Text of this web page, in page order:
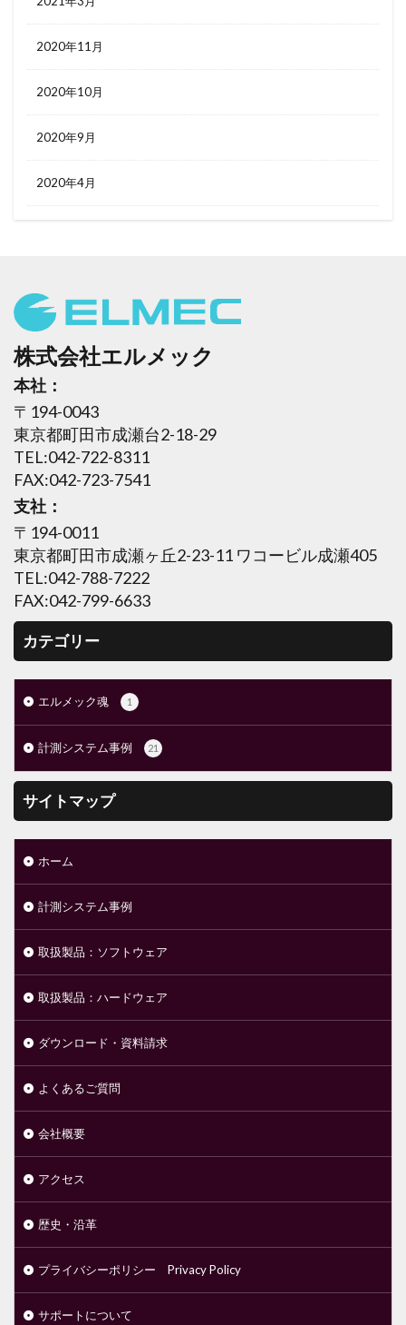
2020年11月
2020年10月
2020年9月
2020年4月
株式会社エルメック
本社：
〒194-0043
東京都町田市成瀬台2-18-29
TEL:042-722-8311
FAX:042-723-7541
支社：
〒194-0011
東京都町田市成瀬ヶ丘2-23-11 ワコービル成瀬405
TEL:042-788-7222
FAX:042-799-6633
カテゴリー
エルメック魂 1
計測システム事例 21
サイトマップ
ホーム
計測システム事例
取扱製品：ソフトウェア
取扱製品：ハードウェア
ダウンロード・資料請求
よくあるご質問
会社概要
アクセス
歴史・沿革
プライバシーポリシー Privacy Policy
サポートについて